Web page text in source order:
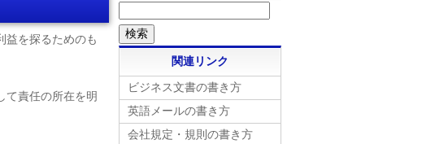
益を探るためのも
て責任の所在を明
関連リンク
ビジネス文書の書き方
英語メールの書き方
会社規定・規則の書き方